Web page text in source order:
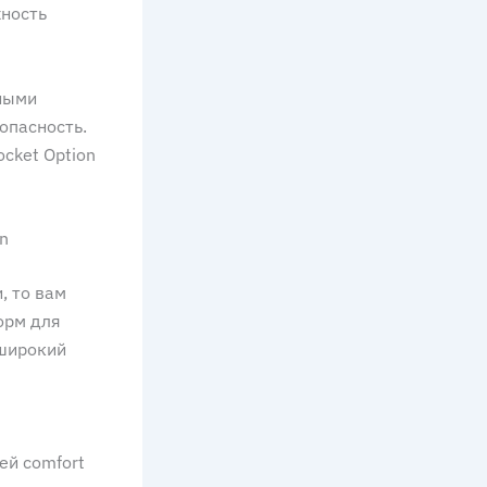
Option
то вам
для
comfort